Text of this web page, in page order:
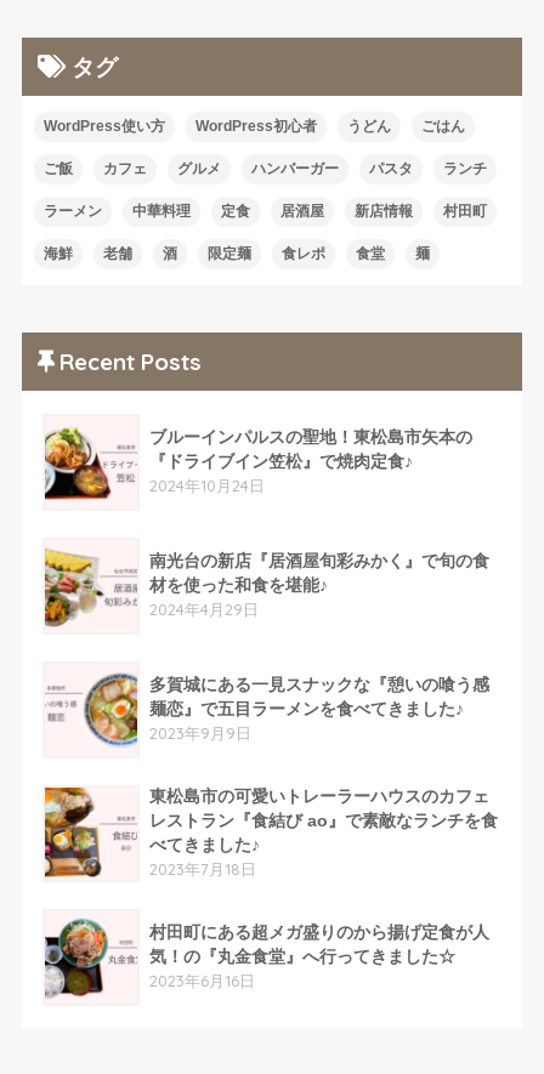
タグ
WordPress使い方 WordPress初心者 うどん ごはん
ご飯 カフェ グルメ ハンバーガー パスタ ランチ
ラーメン 中華料理 定食 居酒屋 新店情報 村田町
海鮮 老舗 酒 限定麺 食レポ 食堂 麺
Recent Posts
ブルーインパルスの聖地！東松島市矢本の
『ドライブイン笠松』で焼肉定食♪
2024年10月24日
南光台の新店『居酒屋旬彩みかく』で旬の食
材を使った和食を堪能♪
2024年4月29日
多賀城にある一見スナックな『憩いの喰う感
麺恋』で五目ラーメンを食べてきました♪
2023年9月9日
東松島市の可愛いトレーラーハウスのカフェ
レストラン『食結び ao』で素敵なランチを食
べてきました♪
2023年7月18日
村田町にある超メガ盛りのから揚げ定食が人
気！の『丸金食堂』へ行ってきました☆
2023年6月16日